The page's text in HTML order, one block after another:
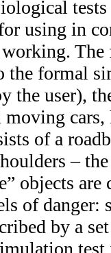
tests
using in
the formal
the user),
moving
of a
–
objects
of danger:
by a